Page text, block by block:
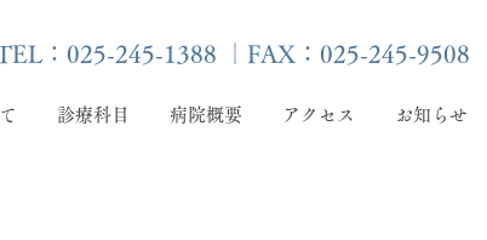
：025-245-1388 ｜FAX：025-245-9508
診療科目 病院概要 アクセス お知らせ